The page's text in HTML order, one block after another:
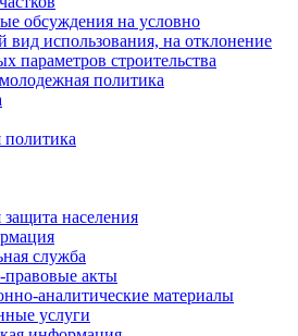
обсуждения на условно
вид использования, на отклонение
параметров строительства
политика
населения
служба
акты
аналитические материалы
услуги